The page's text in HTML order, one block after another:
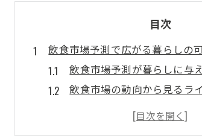
目次
飲食市場予測で広がる暮らしの
飲食市場予測が暮らしに与
飲食市場の動向から見るラ
飲食市場予測が住宅選びに